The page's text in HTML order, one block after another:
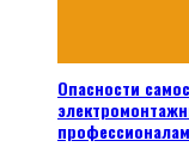
Опасности
профессионалам